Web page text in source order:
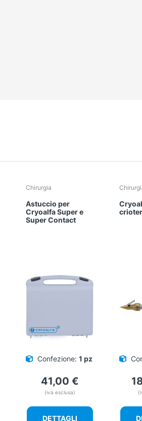
Chirurgia
Astuccio per
Cryoalfa Super e
Super Contact
Confezione: 1 pz
41,00 €
(iva esclusa)
DETTAGLI